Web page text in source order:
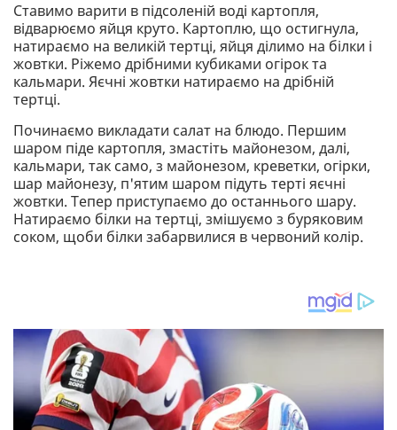
Ставимо варити в підсоленій воді картопля,
відварюємо яйця круто. Картоплю, що остигнула,
натираємо на великій тертці, яйця ділимо на білки і
жовтки. Ріжемо дрібними кубиками огірок та
кальмари. Яєчні жовтки натираємо на дрібній
тертці.
Починаємо викладати салат на блюдо. Першим
шаром піде картопля, змастіть майонезом, далі,
кальмари, так само, з майонезом, креветки, огірки,
шар майонезу, п'ятим шаром підуть терті яєчні
жовтки. Тепер приступаємо до останнього шару.
Натираємо білки на тертці, змішуємо з буряковим
соком, щоби білки забарвилися в червоний колір.